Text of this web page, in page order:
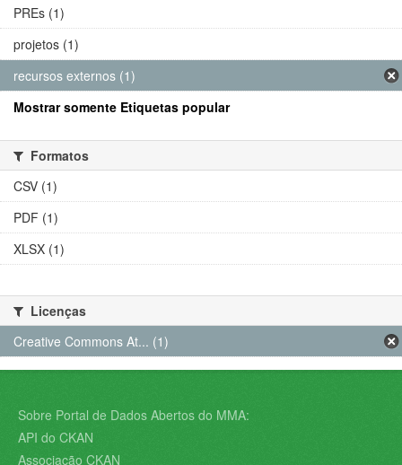
PREs (1)
projetos (1)
recursos externos (1)
Mostrar somente Etiquetas popular
Formatos
CSV (1)
PDF (1)
XLSX (1)
Licenças
Creative Commons At... (1)
Sobre Portal de Dados Abertos do MMA:
API do CKAN
Associação CKAN